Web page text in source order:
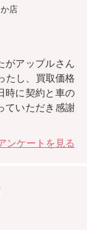
店
がアップルさん
たし、買取価格
時に契約と車の
ていただき感謝
ンケートを見る